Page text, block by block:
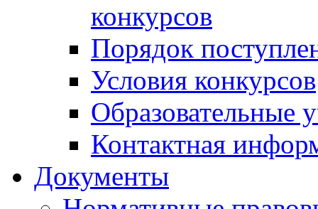
конкурсов
Порядок
Условия конкурсов
Образовательные
Контактная
Документы